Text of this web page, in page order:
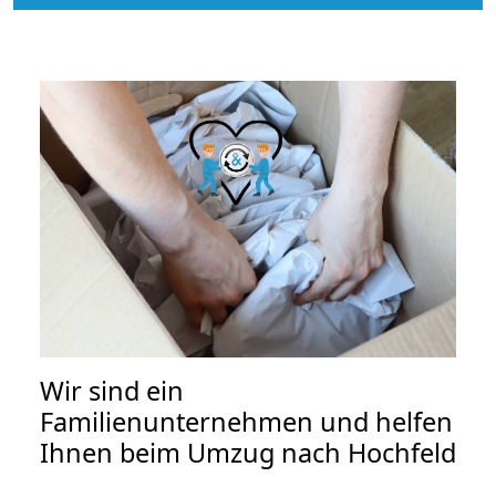
Wir sind ein
Familienunternehmen und helfen
Ihnen beim Umzug nach Hochfeld